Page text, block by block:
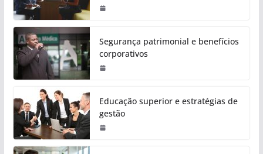
Segurança patrimonial e benefícios
corporativos
Educação superior e estratégias de
gestão